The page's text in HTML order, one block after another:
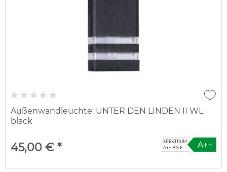
Außenwandleuchte: UNTER DEN LINDEN II WL
black
A++
SPEKTRUM
A++ BIS E
45,00 € *